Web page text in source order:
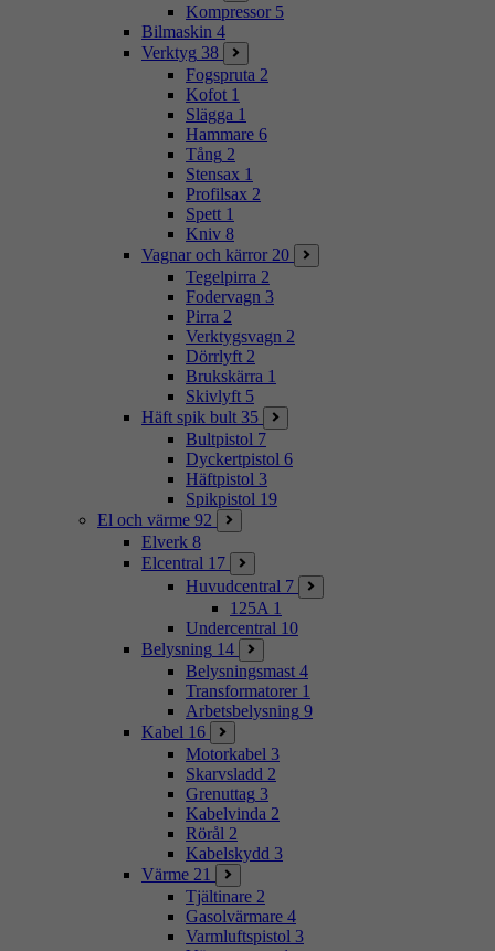
Kompressor 5
Bilmaskin 4
Verktyg 38
Fogspruta 2
Kofot 1
Slägga 1
Hammare 6
Tång 2
Stensax 1
Profilsax 2
Spett 1
Kniv 8
Vagnar och kärror 20
Tegelpirra 2
Fodervagn 3
Pirra 2
Verktygsvagn 2
Dörrlyft 2
Brukskärra 1
Skivlyft 5
Häft spik bult 35
Bultpistol 7
Dyckertpistol 6
Häftpistol 3
Spikpistol 19
El och värme 92
Elverk 8
Elcentral 17
Huvudcentral 7
125A 1
Undercentral 10
Belysning 14
Belysningsmast 4
Transformatorer 1
Arbetsbelysning 9
Kabel 16
Motorkabel 3
Skarvsladd 2
Grenuttag 3
Kabelvinda 2
Rörål 2
Kabelskydd 3
Värme 21
Tjältinare 2
Gasolvärmare 4
Varmluftspistol 3